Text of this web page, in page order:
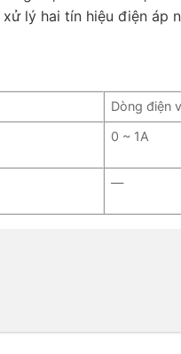
lý hai tín hiệu điện áp
Dòng điện
0 ~ 1A
—